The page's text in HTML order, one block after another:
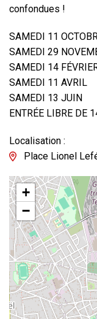
confondues !
SAMEDI 11
SAMEDI 29
SAMEDI 14
SAMEDI 11 AVRIL
SAMEDI 13 JUIN
ENTRÉE LIBRE DE
Localisation :
Place Lionel
+
−